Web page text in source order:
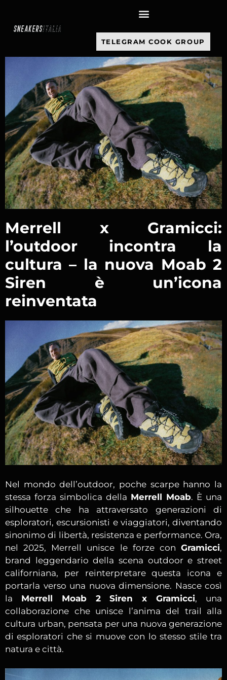
TELEGRAM COOK GROUP
Merrell x Gramicci:
l’outdoor incontra la
cultura – la nuova Moab 2
Siren è un’icona
reinventata
Nel mondo dell’outdoor, poche scarpe hanno la
stessa forza simbolica della Merrell Moab. È una
silhouette che ha attraversato generazioni di
esploratori, escursionisti e viaggiatori, diventando
sinonimo di libertà, resistenza e performance. Ora,
nel 2025, Merrell unisce le forze con Gramicci,
brand leggendario della scena outdoor e street
californiana, per reinterpretare questa icona e
portarla verso una nuova dimensione. Nasce così
la Merrell Moab 2 Siren x Gramicci, una
collaborazione che unisce l’anima del trail alla
cultura urban, pensata per una nuova generazione
di esploratori che si muove con lo stesso stile tra
natura e città.